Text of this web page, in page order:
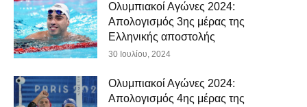
Ολυμπιακοί Αγώνες 2024:
Απολογισμός 3ης μέρας της
Ελληνικής αποστολής
30 Ιουλίου, 2024
Ολυμπιακοί Αγώνες 2024:
Απολογισμός 4ης μέρας της